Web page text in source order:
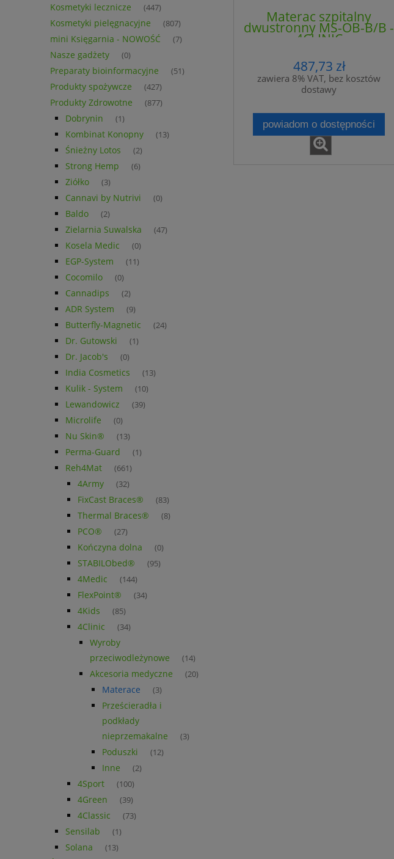
Kosmetyki lecznicze (447)
Kosmetyki pielęgnacyjne (807)
mini Księgarnia - NOWOŚĆ (7)
Nasze gadżety (0)
Preparaty bioinformacyjne (51)
Produkty spożywcze (427)
Produkty Zdrowotne (877)
Dobrynin (1)
Kombinat Konopny (13)
Śnieżny Lotos (2)
Strong Hemp (6)
Ziółko (3)
Cannavi by Nutrivi (0)
Baldo (2)
Zielarnia Suwalska (47)
Kosela Medic (0)
EGP-System (11)
Cocomilo (0)
Cannadips (2)
ADR System (9)
Butterfly-Magnetic (24)
Dr. Gutowski (1)
Dr. Jacob's (0)
India Cosmetics (13)
Kulik - System (10)
Lewandowicz (39)
Microlife (0)
Nu Skin® (13)
Perma-Guard (1)
Reh4Mat (661)
4Army (32)
FixCast Braces® (83)
Thermal Braces® (8)
PCO® (27)
Kończyna dolna (0)
STABILObed® (95)
4Medic (144)
FlexPoint® (34)
4Kids (85)
4Clinic (34)
Wyroby
przeciwodleżynowe
(14)
Akcesoria medyczne (20)
Materace (3)
Prześcieradła i
podkłady
nieprzemakalne
(3)
Poduszki (12)
Inne (2)
4Sport (100)
4Green (39)
4Classic (73)
Sensilab (1)
Solana (13)
Materac szpitalny
dwustronny MS-OB-B/B -
4CLINIC
487,73 zł
zawiera 8% VAT, bez kosztów
dostawy
powiadom o dostępności